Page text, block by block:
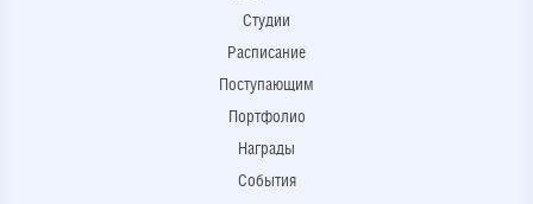
Студии
Расписание
Поступающим
Портфолио
Награды
События